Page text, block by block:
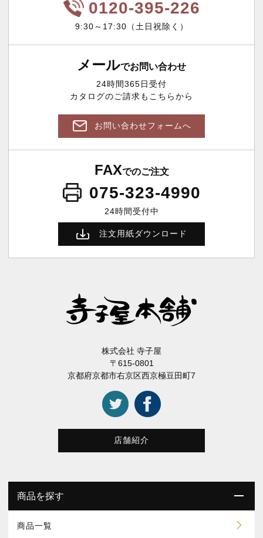
0120-395-226
9:30～17:30（土日祝除く）
メールでお問い合わせ
24時間365日受付
カタログのご請求もこちらから
お問い合わせフォームへ
FAXでのご注文
075-323-4990
24時間受付中
注文用紙ダウンロード
株式会社 寺子屋
〒615-0801
京都府京都市右京区西京極豆田町7
店舗紹介
商品を探す
商品一覧